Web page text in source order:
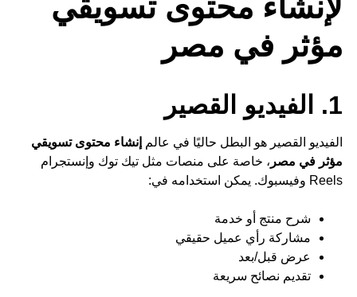
لإنشاء محتوى تسويقي
مؤثر في مصر
1. الفيديو القصير
الفيديو القصير هو البطل حاليًا في عالم إنشاء محتوى تسويقي
مؤثر في مصر ، خاصة على منصات مثل تيك توك وإنستجرام
Reels وفيسبوك. يمكن استخدامه في:
شرح منتج أو خدمة
مشاركة رأي عميل حقيقي
عرض قبل/بعد
تقديم نصائح سريعة